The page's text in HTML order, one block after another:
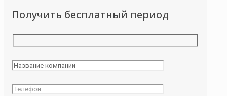
Получить бесплатный период